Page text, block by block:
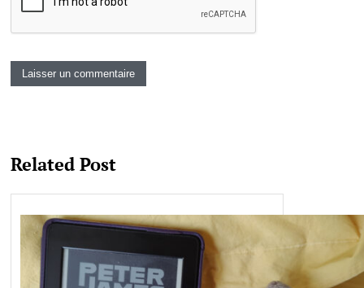
Related Post